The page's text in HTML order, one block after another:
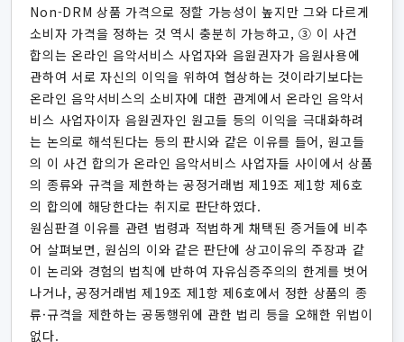
Non-DRM 상품 가격으로 정할 가능성이 높지만 그와 다르게
소비자 가격을 정하는 것 역시 충분히 가능하고, ③ 이 사건
합의는 온라인 음악서비스 사업자와 음원권자가 음원사용에
관하여 서로 자신의 이익을 위하여 협상하는 것이라기보다는
온라인 음악서비스의 소비자에 대한 관계에서 온라인 음악서
비스 사업자이자 음원권자인 원고들 등의 이익을 극대화하려
는 논의로 해석된다는 등의 판시와 같은 이유를 들어, 원고들
의 이 사건 합의가 온라인 음악서비스 사업자들 사이에서 상품
의 종류와 규격을 제한하는 공정거래법 제19조 제1항 제6호
의 합의에 해당한다는 취지로 판단하였다.
원심판결 이유를 관련 법령과 적법하게 채택된 증거들에 비추
어 살펴보면, 원심의 이와 같은 판단에 상고이유의 주장과 같
이 논리와 경험의 법칙에 반하여 자유심증주의의 한계를 벗어
나거나, 공정거래법 제19조 제1항 제6호에서 정한 상품의 종
류·규격을 제한하는 공동행위에 관한 법리 등을 오해한 위법이
없다.